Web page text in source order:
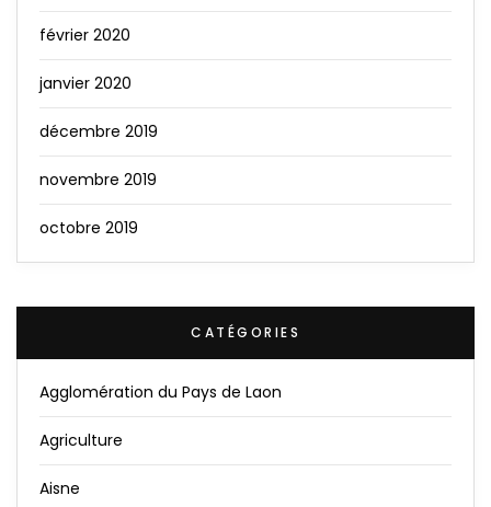
février 2020
janvier 2020
décembre 2019
novembre 2019
octobre 2019
CATÉGORIES
Agglomération du Pays de Laon
Agriculture
Aisne